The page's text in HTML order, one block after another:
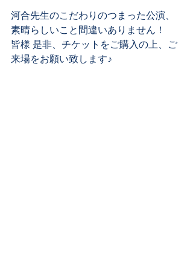
河合先生のこだわりのつまった公演、
素晴らしいこと間違いありません！
皆様 是非、チケットをご購入の上、ご
来場をお願い致します♪